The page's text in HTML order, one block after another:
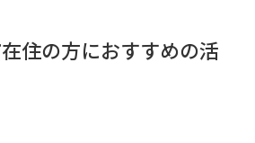
住の方におすすめの活